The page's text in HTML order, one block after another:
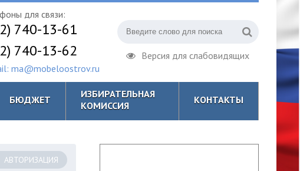
Версия для слабовидящих
для связи:
740-13-61
740-13-62
ma@mobeloostrov.ru
БЮДЖЕТ
ИЗБИРАТЕЛЬНАЯ
КОМИССИЯ
КОНТАКТЫ
АВТОРИЗАЦИЯ